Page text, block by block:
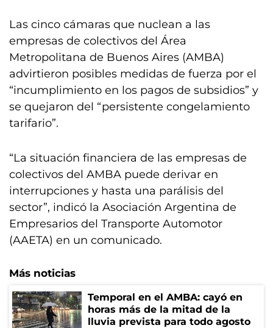
Las cinco cámaras que nuclean a las
empresas de colectivos del Área
Metropolitana de Buenos Aires (AMBA)
advirtieron posibles medidas de fuerza por el
“incumplimiento en los pagos de subsidios” y
se quejaron del “persistente congelamiento
tarifario”.
“La situación financiera de las empresas de
colectivos del AMBA puede derivar en
interrupciones y hasta una parálisis del
sector”, indicó la Asociación Argentina de
Empresarios del Transporte Automotor
(AAETA) en un comunicado.
Más noticias
Temporal en el AMBA: cayó en
horas más de la mitad de la
lluvia prevista para todo agosto